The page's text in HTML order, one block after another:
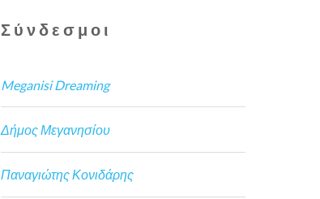
Σύνδεσμοι
Meganisi Dreaming
Δήμος Μεγανησίου
Παναγιώτης Κονιδάρης